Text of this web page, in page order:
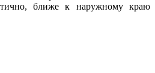
ближе к наружному краю